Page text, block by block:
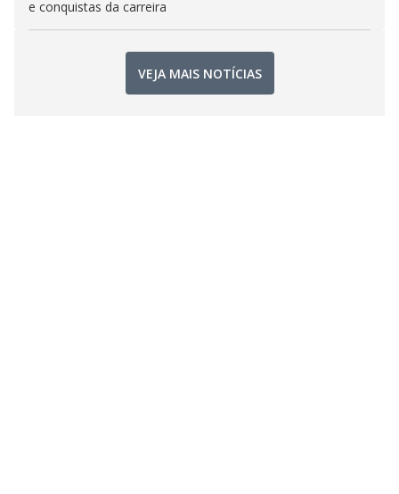
e conquistas da carreira
VEJA MAIS NOTÍCIAS